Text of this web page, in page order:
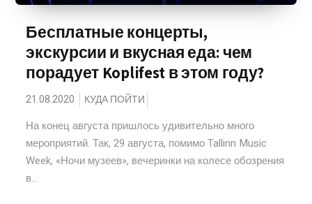
Бесплатные концерты,
экскурсии и вкусная еда: чем
порадует Koplifest в этом году?
21.08.2020 КУДА ПОЙТИ
На конец августа пришлось удивительно много
мероприятий. Так, 29 августа, помимо Tallinn Music
Week, «Ночи музеев», вечеринки на колесе обозрения
в...